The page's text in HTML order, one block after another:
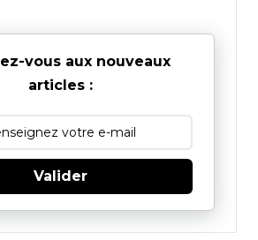
vous aux nouveaux
articles :
Valider